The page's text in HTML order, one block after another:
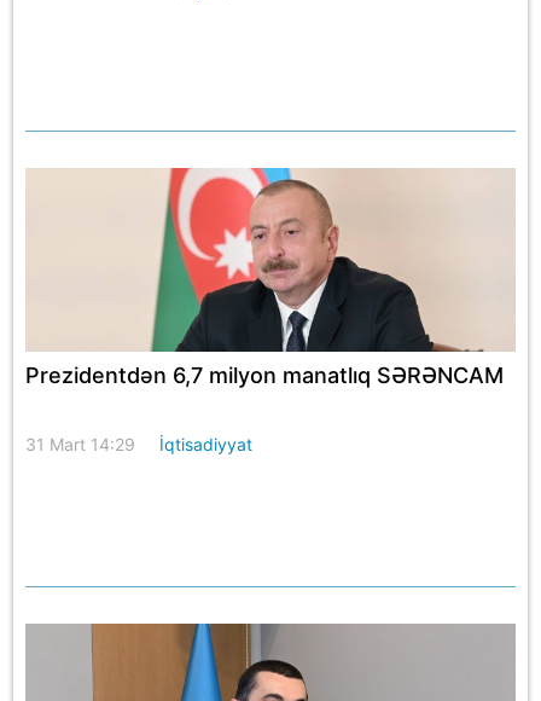
Prezidentdən 6,7 milyon manatlıq SƏRƏNCAM
31 Mart 14:29 İqtisadiyyat